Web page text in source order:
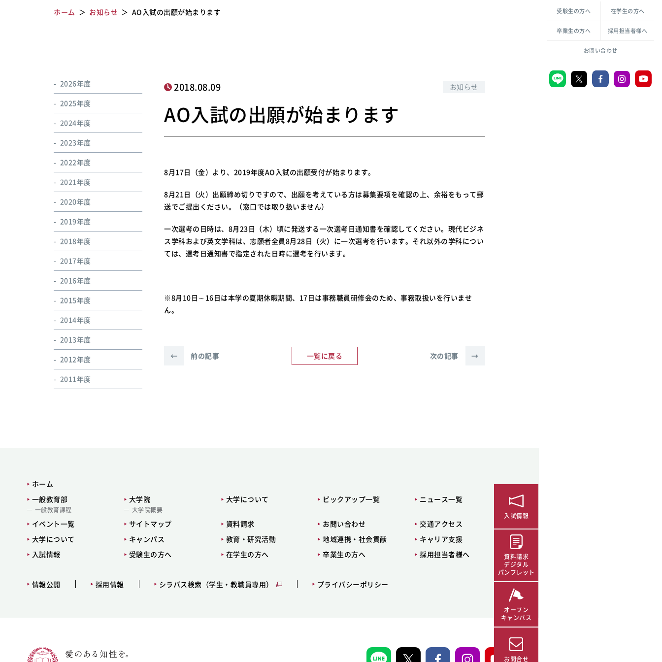
倫理憲章
ハラスメントの防止
共生のための多様性宣言
一般教育課程
教職センター
学芸員課程
図書館司書課程
生活環境科学研究所
受験生の方へ
在学生の方へ
卒業生の方へ 採用担当者様へ
お問い合わせ
ホーム お知らせ AO入試の出願が始まります
2018.08.09 お知らせ
AO入試の出願が始まります
8月17日（金）より、2019年度AO入試の出願受付が始まります。
8月21日（火）出願締め切りですので、出願を考えている方は募集要項を確認の上、余裕をもって郵
送でご提出ください。（窓口では取り扱いません）
一次選考の日時は、8月23日（木）頃に発送する一次選考日通知書を確認してください。現代ビジネ
ス学科および英文学科は、志願者全員8月28日（火）に一次選考を行います。それ以外の学科につい
ては、選考日通知書で指定された日時に選考を行います。
※8月10日～16日は本学の夏期休暇期間、17日は事務職員研修会のため、事務取扱いを行いませ
ん。
← 前の記事 一覧に戻る 次の記事 →
2026年度
2025年度
2024年度
2023年度
2022年度
2021年度
2020年度
2019年度
2018年度
2017年度
2016年度
2015年度
2014年度
2013年度
2012年度
2011年度
ホーム
一般教育部
一般教育課程
大学院
大学院概要
大学について ピックアップ一覧 ニュース一覧
イベント一覧 サイトマップ 資料請求 お問い合わせ
交通アクセス
大学について
キャンパス 教育・研究活動 地域連携・社会貢献
キャリア支援
入試情報
受験生の方へ 在学生の方へ 卒業生の方へ 採用担当者様へ
情報公開 採用情報 シラバス検索（学生・教職員専用） プライバシーポリシー
入試情報
資料請求
デジタル
パンフレット
オープン
キャンパス
お問合せ